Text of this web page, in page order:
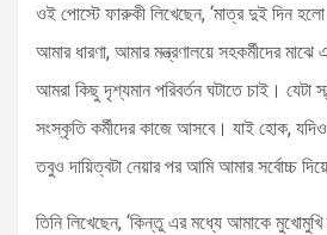
ওই পোস্টে ফারুকী লিখেছেন, ‘মাত্র দুই দিন
আমার ধারণা, আমার মন্ত্রণালয়ে সহকর্মীদের মাঝে
আমরা কিছু দৃশ্যমান পরিবর্তন ঘটাতে চাই। যেটা
সংস্কৃতি কর্মীদের কাজে আসবে। যাই হোক,
তবুও দায়িত্বটা নেয়ার পর আমি আমার সর্বোচ্চ
তিনি লিখেছেন, ‘কিন্তু এর মধ্যে আমাকে